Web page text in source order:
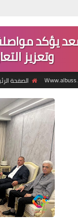
يؤكد
وتعزيز
الصفحة